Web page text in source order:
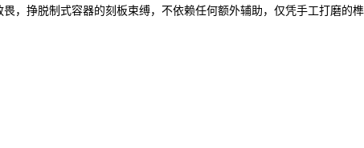
，挣脱制式容器的刻板束缚，不依赖任何额外辅助，仅凭手工打磨的榫